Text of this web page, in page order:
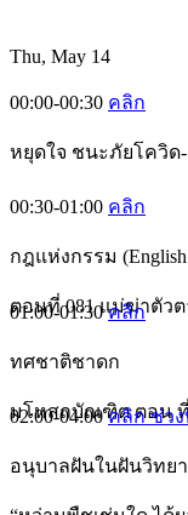
Thu, May 14
00:00-00:30 คลิก
หยุดใจ ชนะภัยโควิด-
00:30-01:00 คลิก
กฎแห่งกรรม (English
ตอนที่ 081 แม่ฆ่าตัวต
01:00-01:30คลิก
ทศชาติชาดก
มโหสถบัณฑิต ตอน ที่
02:00-04:00คลิก ช่วง
อนุบาลฝันในฝันวิทยา